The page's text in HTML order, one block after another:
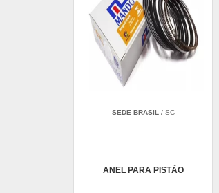
SEDE BRASIL / SC
ANEL PARA PISTÃO